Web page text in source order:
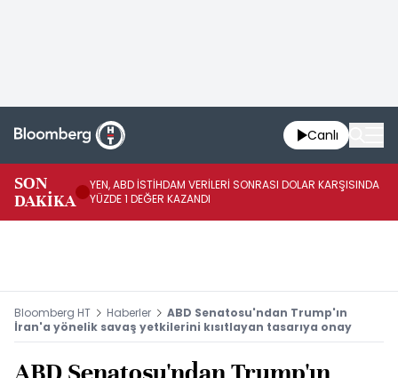
Canlı
SON
DAKİKA
YEN, ABD İSTİHDAM VERİLERİ SONRASI DOLAR KARŞISINDA
YÜZDE 1 DEĞER KAZANDI
Bloomberg HT Haberler
ABD Senatosu'ndan Trump'ın
İran'a yönelik savaş yetkilerini kısıtlayan tasarıya onay